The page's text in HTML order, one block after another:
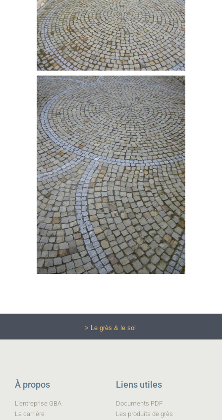
> Le grès & le sol
À propos
L'entreprise GBA
La carrière
Liens utiles
Documents PDF
Les produits de grès